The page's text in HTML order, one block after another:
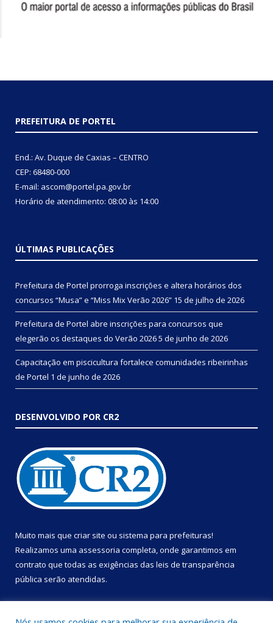
PREFEITURA DE PORTEL
End.: Av. Duque de Caxias – CENTRO
CEP: 68480-000
E-mail: ascom@portel.pa.gov.br
Horário de atendimento: 08:00 às 14:00
ÚLTIMAS PUBLICAÇÕES
Prefeitura de Portel prorroga inscrições e altera horários dos
concursos “Musa” e “Miss Mix Verão 2026” 15 de julho de 2026
Prefeitura de Portel abre inscrições para concursos que
elegerão os destaques do Verão 20265 de junho de 2026
Capacitação em piscicultura fortalece comunidades ribeirinhas
de Portel 1 de junho de 2026
DESENVOLVIDO POR CR2
Muito mais que criar site ou sistema para prefeituras!
Realizamos uma assessoria completa, onde garantimos em
contrato que todas as exigências das leis de transparência
pública serão atendidas.